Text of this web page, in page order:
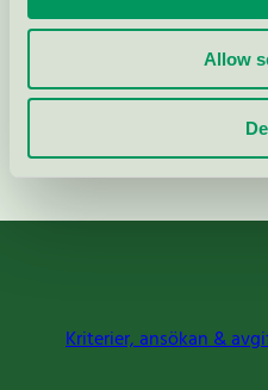
Allow
Kontakta oss på08-55 55
Kriterier, ansökan &